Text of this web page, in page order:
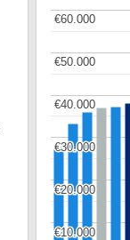
€10.000
€10.000
€20.000
€20.000
€30.000
€30.000
€40.000
€40.000
€50.000
€50.000
€60.000
€60.000